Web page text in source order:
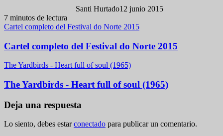
Santi Hurtado12 junio 2015
7 minutos de lectura
Cartel completo del Festival do Norte 2015
Cartel completo del Festival do Norte 2015
The Yardbirds - Heart full of soul (1965)
The Yardbirds - Heart full of soul (1965)
Deja una respuesta
Lo siento, debes estarconectado para publicar un comentario.